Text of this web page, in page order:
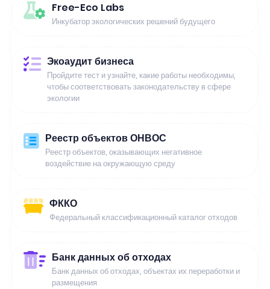
Free-Eco Labs
Инкубатор экологических решений будущего
Экоаудит бизнеса
Пройдите тест и узнайте, какие работы необходимы,
чтобы соответствовать законодательству в сфере
экологии
Реестр объектов ОНВОС
Реестр объектов, оказывающих негативное
воздействие на окружающую среду
ФККО
Федеральный классификационный каталог отходов
Банк данных об отходах
Банк данных об отходах, объектах их переработки и
размещения